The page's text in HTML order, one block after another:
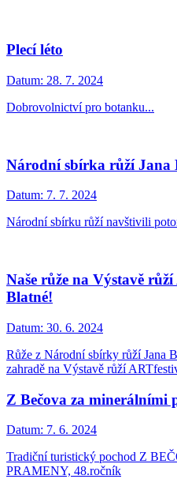
Plecí léto
Datum: 28. 7. 2024
Dobrovolnictví pro botanku...
Národní sbírka růží Jana
Datum: 7. 7. 2024
Národní sbírku růží navštivili
Naše růže na Výstavě
Blatné!
Datum: 30. 6. 2024
Růže z Národní sbírky růží Jana
zahradě na Výstavě růží
Z Bečova za minerálními
Datum: 7. 6. 2024
Tradiční turistický pochod Z
PRAMENY, 48.ročník